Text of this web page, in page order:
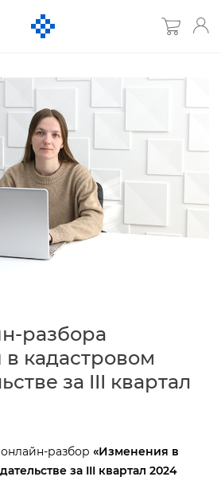
разбора
кадастровом
за III квартал
разбор «Изменения
за III квартал 2024